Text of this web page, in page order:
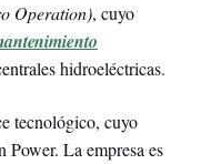
Operation), cuyo
hidroeléctricas.
tecnológico, cuyo
Power. La empresa es